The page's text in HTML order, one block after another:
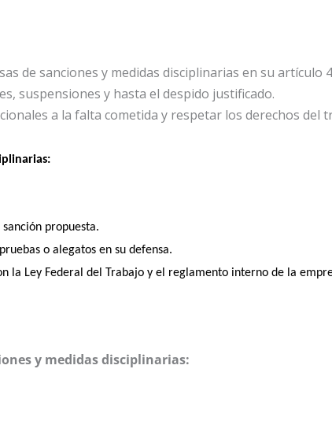
de sanciones y medidas disciplinarias en su artículo
suspensiones y hasta el despido justificado.
a la falta cometida y respetar los derechos del
propuesta.
o alegatos en su defensa.
la Ley Federal del Trabajo y el reglamento interno de la
y medidas disciplinarias: